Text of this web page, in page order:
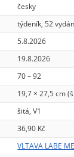
česky
týdeník, 52
5.8.2026
19.8.2026
70 – 92
19,7 × 27,5 cm
šitá, V1
36,90 Kč
VLTAVA LABE